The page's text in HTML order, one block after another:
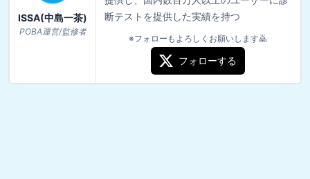
ISSA(中島一茶)
POBA運営/監修者
断テストを提供した実績を持つ
※フォローもよろしくお願いします🙇
フォローする